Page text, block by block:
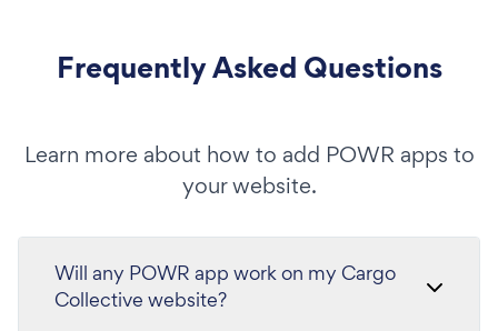
Frequently Asked Questions
Learn more about how to add POWR apps to
your website.
Will any POWR app work on my Cargo
Collective website?